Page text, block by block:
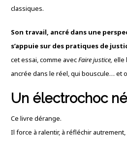
classiques.
Son travail, ancré dans une
s’appuie sur des pratiques de
cet essai, comme avecFaire justice,elle
ancrée dans le réel, qui bouscule… et
Un électrochoc
Ce livre dérange.
Il force à ralentir, à réfléchir autrement,